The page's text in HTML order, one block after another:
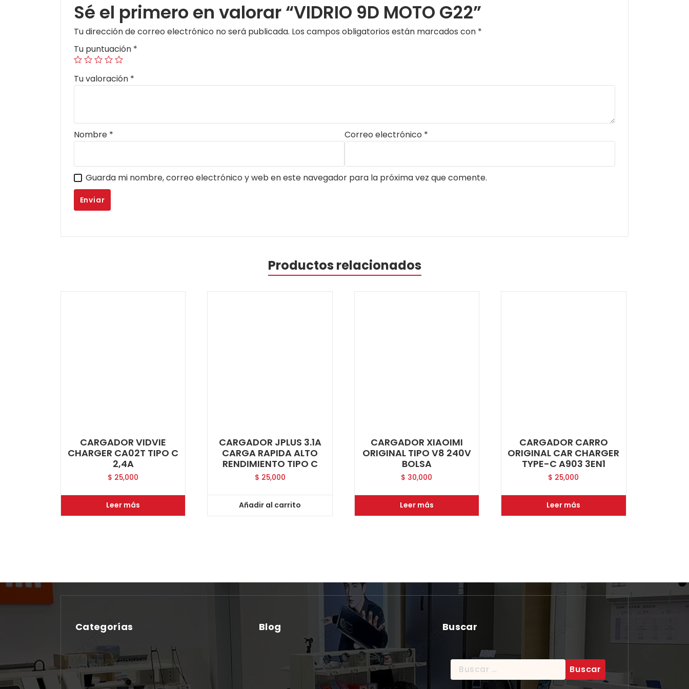
Sé el primero en valorar “VIDRIO 9D MOTO G22”
Tu dirección de correo electrónico no será publicada. Los campos obligatorios están marcados con *
Tu puntuación *
Tu valoración *
Nombre * Correo electrónico *
Guarda mi nombre, correo electrónico y web en este navegador para la próxima vez que comente.
Productos relacionados
CARGADOR VIDVIE
CHARGER CA02T TIPO C
2,4A
$ 25,000
Leer más
CARGADOR JPLUS 3.1A
CARGA RAPIDA ALTO
RENDIMIENTO TIPO C
$ 25,000
Añadir al carrito
CARGADOR XIAOIMI
ORIGINAL TIPO V8 240V
BOLSA
$ 30,000
Leer más
CARGADOR CARRO
ORIGINAL CAR CHARGER
TYPE-C A903 3EN1
$ 25,000
Leer más
Categorías
No hay categorías
Blog Buscar
Buscar: